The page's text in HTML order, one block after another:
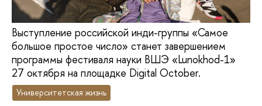
Выступление российской инди-группы «Самое
большое простое число» станет завершением
программы фестиваля науки ВШЭ «Lunokhod-1»
27 октября на площадке Digital October.
Университетская жизнь